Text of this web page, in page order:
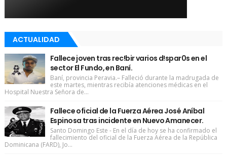
ACTUALIDAD
Fallece joven tras rec!bir varios d!spar0s en el
sector El Fundo, en Baní.
Baní, provincia Peravia.– Falleció durante la madrugada de
este martes, mientras recibía atenciones médicas en el
Hospital Nuestra Señora de...
Fallece oficial de la Fuerza Aérea José Aníbal
Espinosa tras incidente en Nuevo Amanecer.
Santo Domingo Este - En el día de hoy se ha confirmado el
fallecimiento del oficial de la Fuerza Aérea de la República
Dominicana (FARD), Jo...